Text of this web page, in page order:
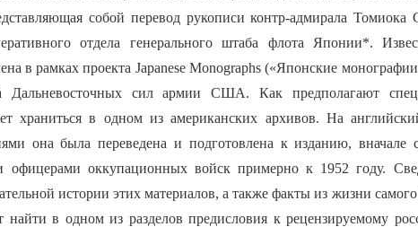
собой перевод рукописи контр-адмирала Томиока
отдела генерального штаба флота Японии*.
в рамках проекта Japanese Monographs («Японские
Дальневосточных сил армии США. Как предполагают
храниться в одном из американских архивов. На
она была переведена и подготовлена к изданию, вначале
офицерами оккупационных войск примерно к 1952 году.
истории этих материалов, а также факты из жизни
найти в одном из разделов предисловия к рецензируемому